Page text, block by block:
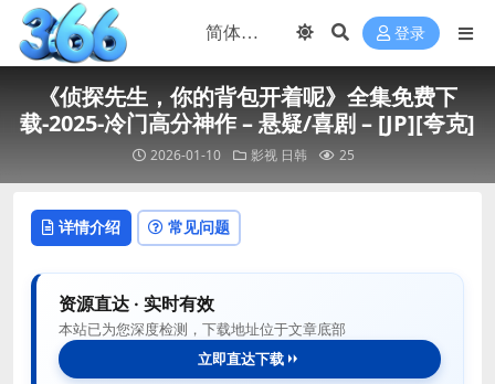
登录
《侦探先生，你的背包开着呢》全集免费下
载-2025-冷门高分神作 – 悬疑/喜剧 – [JP][夸克]
2026-01-10 影视 日韩 25
详情介绍 常见问题
资源直达 · 实时有效
本站已为您深度检测，下载地址位于文章底部
立即直达下载